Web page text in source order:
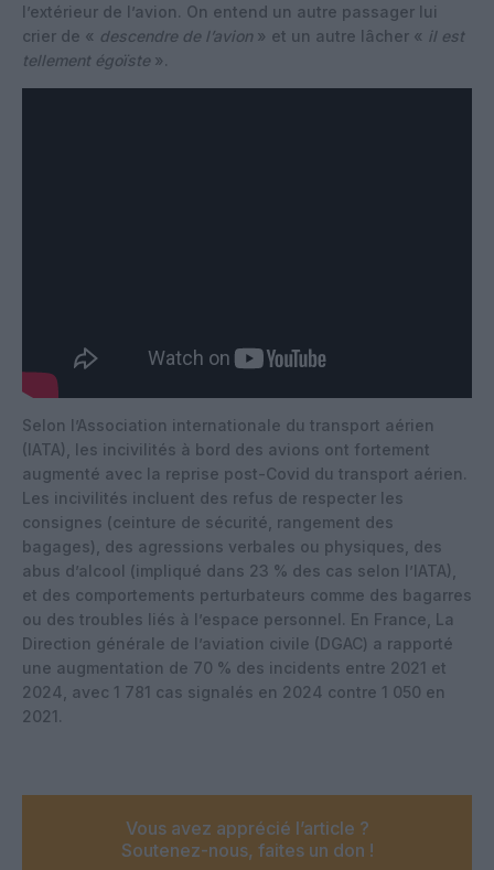
l’extérieur de l’avion. On entend un autre passager lui
crier de « descendre de l’avion » et un autre lâcher « il est
tellement égoïste ».
Selon l’Association internationale du transport aérien
(IATA), les incivilités à bord des avions ont fortement
augmenté avec la reprise post-Covid du transport aérien.
Les incivilités incluent des refus de respecter les
consignes (ceinture de sécurité, rangement des
bagages), des agressions verbales ou physiques, des
abus d’alcool (impliqué dans 23 % des cas selon l’IATA),
et des comportements perturbateurs comme des bagarres
ou des troubles liés à l’espace personnel. En France, La
Direction générale de l’aviation civile (DGAC) a rapporté
une augmentation de 70 % des incidents entre 2021 et
2024, avec 1 781 cas signalés en 2024 contre 1 050 en
2021.
Vous avez apprécié l’article ?
Soutenez-nous, faites un don !